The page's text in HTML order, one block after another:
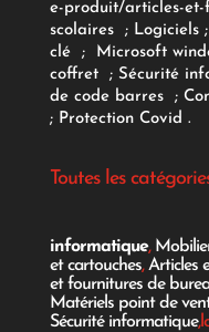
e-produit/articles-et-
scolaires; Logiciels
clé
; Microsoft
coffret ; Sécurité
de code barres
;
; Protection Covid .
Toutes les
informatique,
et cartouches,Articles
et fournitures de
Matériels point de
Sécurité informatique